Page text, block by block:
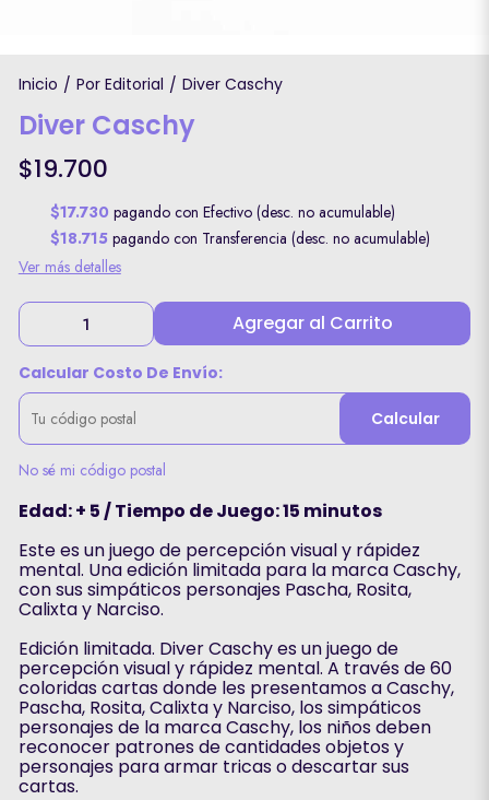
Inicio / Por Editorial / Diver Caschy
Diver Caschy
$19.700
$17.730 pagando con Efectivo (desc. no acumulable)
$18.715 pagando con Transferencia (desc. no acumulable)
Ver más detalles
Agregar al Carrito
Calcular Costo De Envío:
Calcular
No sé mi código postal
Edad: + 5 / Tiempo de Juego: 15 minutos
Este es un juego de percepción visual y rápidez
mental. Una edición limitada para la marca Caschy,
con sus simpáticos personajes Pascha, Rosita,
Calixta y Narciso.
Edición limitada. Diver Caschy es un juego de
percepción visual y rápidez mental. A través de 60
coloridas cartas donde les presentamos a Caschy,
Pascha, Rosita, Calixta y Narciso, los simpáticos
personajes de la marca Caschy, los niños deben
reconocer patrones de cantidades objetos y
personajes para armar tricas o descartar sus
cartas.